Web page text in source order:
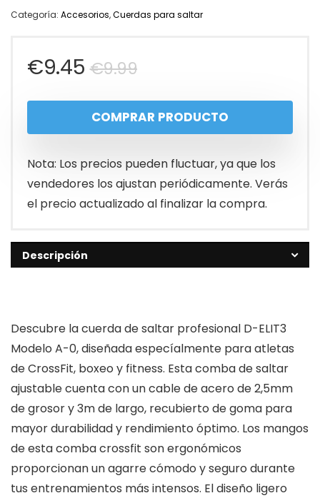
Categoría: Accesorios,Cuerdas para saltar
€9.99El
precio
original
era:
€9.99.
€9.45
El
precio
actual
es:
€9.45.
COMPRAR PRODUCTO
Nota: Los precios pueden fluctuar, ya que los
vendedores los ajustan periódicamente. Verás
el precio actualizado al finalizar la compra.
Descripción
Descubre la cuerda de saltar profesional D-ELIT3
Modelo A-0, diseñada especíalmente para atletas
de CrossFit, boxeo y fitness. Esta comba de saltar
ajustable cuenta con un cable de acero de 2,5mm
de grosor y 3m de largo, recubierto de goma para
mayor durabilidad y rendimiento óptimo. Los mangos
de esta comba crossfit son ergonómicos
proporcionan un agarre cómodo y seguro durante
tus entrenamientos más intensos. El diseño ligero